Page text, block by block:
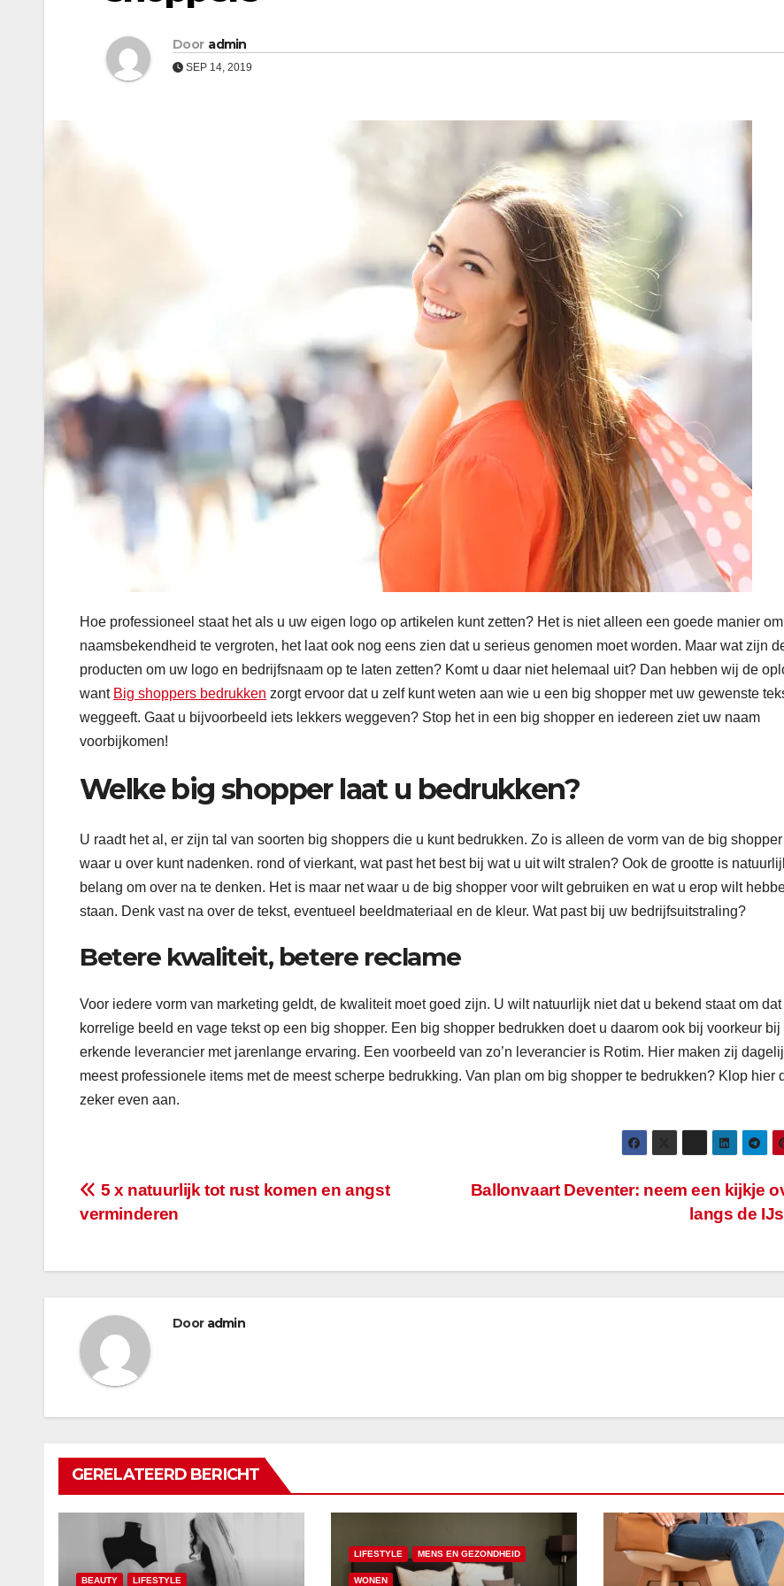
Door admin
SEP 14, 2019
Hoe professioneel staat het als u uw eigen logo op artikelen kunt zetten? Het is niet alleen een goede manier
naamsbekendheid te vergroten, het laat ook nog eens zien dat u serieus genomen moet worden. Maar wat zijn
producten om uw logo en bedrijfsnaam op te laten zetten? Komt u daar niet helemaal uit? Dan hebben wij de
want Big shoppers bedrukken zorgt ervoor dat u zelf kunt weten aan wie u een big shopper met uw gewenste
weggeeft. Gaat u bijvoorbeeld iets lekkers weggeven? Stop het in een big shopper en iedereen ziet uw naam
voorbijkomen!
Welke big shopper laat u bedrukken?
U raadt het al, er zijn tal van soorten big shoppers die u kunt bedrukken. Zo is alleen de vorm van de big
waar u over kunt nadenken. rond of vierkant, wat past het best bij wat u uit wilt stralen? Ook de grootte is
belang om over na te denken. Het is maar net waar u de big shopper voor wilt gebruiken en wat u erop wilt
staan. Denk vast na over de tekst, eventueel beeldmateriaal en de kleur. Wat past bij uw bedrijfsuitstraling?
Betere kwaliteit, betere reclame
Voor iedere vorm van marketing geldt, de kwaliteit moet goed zijn. U wilt natuurlijk niet dat u bekend staat om dat
korrelige beeld en vage tekst op een big shopper. Een big shopper bedrukken doet u daarom ook bij voorkeur bij
erkende leverancier met jarenlange ervaring. Een voorbeeld van zo’n leverancier is Rotim. Hier maken zij
meest professionele items met de meest scherpe bedrukking. Van plan om big shopper te bedrukken? Klop hier
zeker even aan.
Bericht
Ballonvaart Deventer: neem een kijkje
langs de
5 x natuurlijk tot rust komen en angst
verminderen
Door admin
GERELATEERD BERICHT
BEAUTY LIFESTYLE
LIFESTYLE MENS EN GEZONDHEID
WONEN